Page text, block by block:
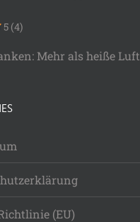
5 (4)
Mehr als heiße Luft
(EU)